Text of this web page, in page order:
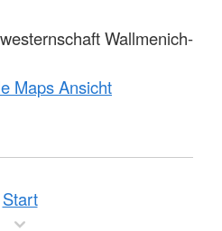
Wallmenich-
Maps Ansicht
Start